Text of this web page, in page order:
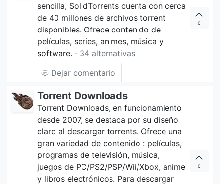
sencilla, SolidTorrents cuenta con cerca
de 40 millones de archivos torrent
disponibles. Ofrece contenido de
películas, series, animes, música y
software. ⋅ 34 alternativas
0
Dejar comentario
Torrent Downloads
Torrent Downloads, en funcionamiento
desde 2007, se destaca por su diseño
claro al descargar torrents. Ofrece una
gran variedad de contenido : películas,
programas de televisión, música,
juegos de PC/PS2/PSP/Wii/Xbox, anime
y libros electrónicos. Para descargar
0